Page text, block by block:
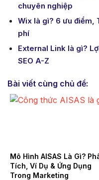
chuyên nghiệp
Wix là gì? 6 ưu điểm,
phí
External Link là gì?
SEO A-Z
Bài viết cùng chủ đề:
Mô Hình AISAS Là Gì?
Tích, Ví Dụ & Ứng Dụng
Trong Marketing